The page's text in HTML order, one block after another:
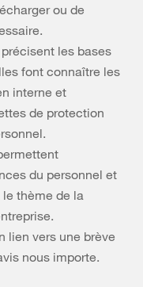
ou de
les bases
font connaître les
interne et
de protection
du personnel et
thème de la
lien vers une brève
nous importe.